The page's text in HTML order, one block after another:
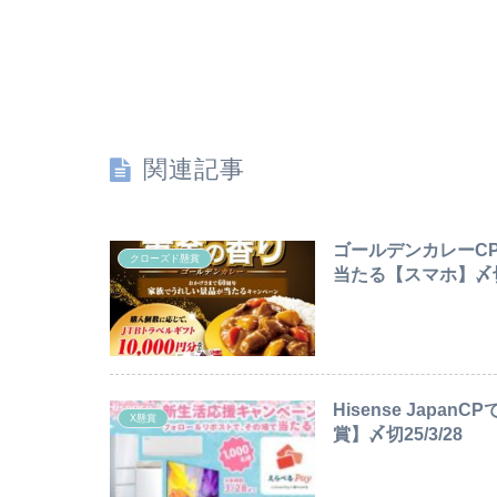
関連記事
クローズド懸賞
ゴールデンカレー
当たる【スマホ】
X懸賞
Hisense JapanCP
賞】〆切25/3/28